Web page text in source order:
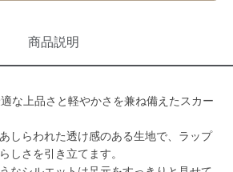
商品説明
な上品さと軽やかさを兼ね備えたスカー
しらわれた透け感のある生地で、ラップ
しさを引き立てます。